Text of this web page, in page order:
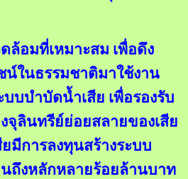
ล้อมที่เหมาะสม เพื่อดึง
ในธรรมชาติมาใช้งาน
บบำบัดน้ำเสีย เพื่อรองรับ
จุลินทรีย์ย่อยสลายของเสีย
มีการลงทุนสร้างระบบ
ถึงหลักหลายร้อยล้านบาท